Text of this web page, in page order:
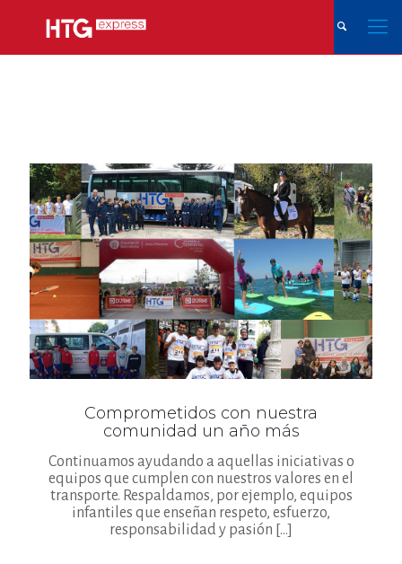
Comprometidos con nuestra
comunidad un año más
Continuamos ayudando a aquellas iniciativas o
equipos que cumplen con nuestros valores en el
transporte. Respaldamos, por ejemplo, equipos
infantiles que enseñan respeto, esfuerzo,
responsabilidad y pasión […]